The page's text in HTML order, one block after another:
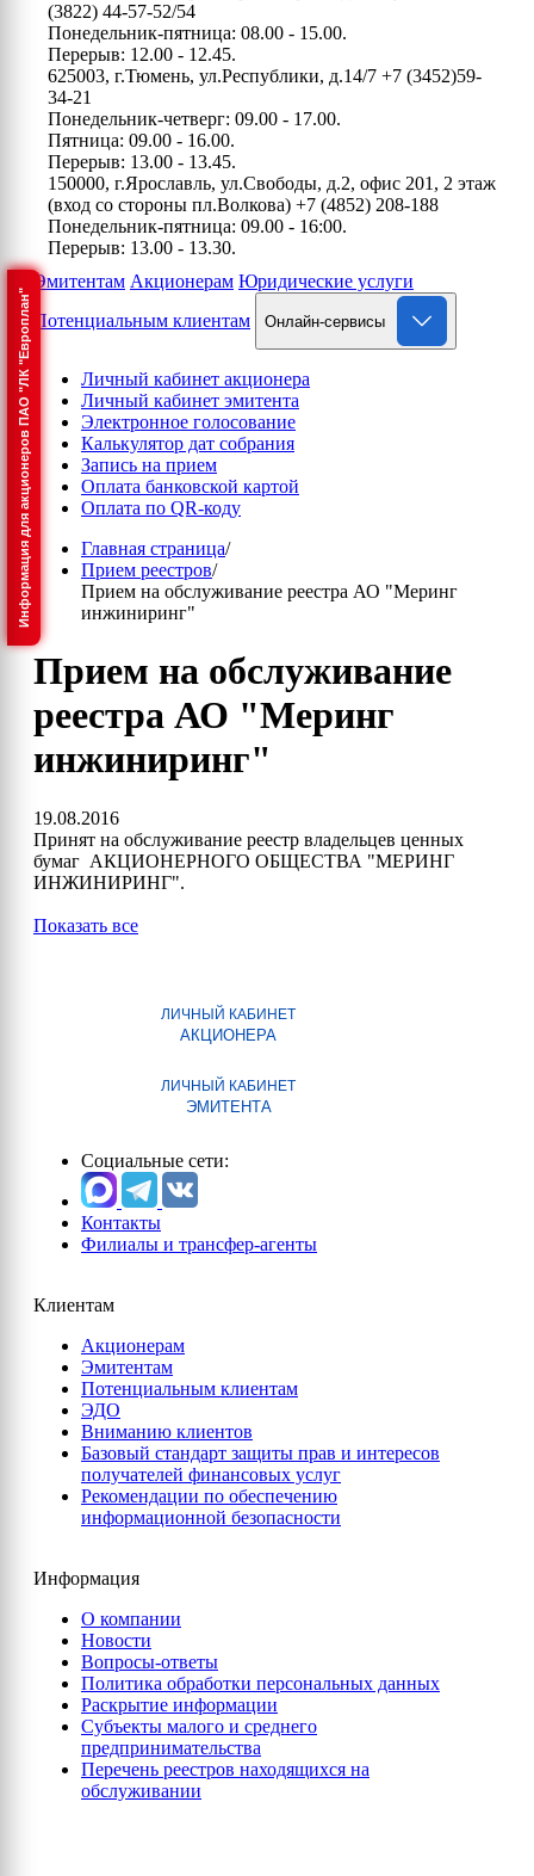
Информация для акционеров ПАО "ЛК "Европлан"
(3822) 44-57-52/54
Понедельник-пятница: 08.00 - 15.00.
Перерыв: 12.00 - 12.45.
625003, г.Тюмень, ул.Республики, д.14/7 +7 (3452)59-
34-21
Понедельник-четверг: 09.00 - 17.00.
Пятница: 09.00 - 16.00.
Перерыв: 13.00 - 13.45.
150000, г.Ярославль, ул.Свободы, д.2, офис 201, 2 этаж
(вход со стороны пл.Волкова) +7 (4852) 208-188
Понедельник-пятница: 09.00 - 16:00.
Перерыв: 13.00 - 13.30.
Эмитентам Акционерам Юридические услуги
Потенциальным клиентам
Онлайн-сервисы
Личный кабинет акционера
Личный кабинет эмитента
Электронное голосование
Калькулятор дат собрания
Запись на прием
Оплата банковской картой
Оплата по QR-коду
Главная страница/
Прием реестров/
Прием на обслуживание реестра АО "Меринг
инжиниринг"
Прием на обслуживание
реестра АО "Меринг
инжиниринг"
19.08.2016
Принят на обслуживание реестр владельцев ценных
бумаг АКЦИОНЕРНОГО ОБЩЕСТВА "МЕРИНГ
ИНЖИНИРИНГ".
Показать все
ЛИЧНЫЙ КАБИНЕТ
АКЦИОНЕРА
ЛИЧНЫЙ КАБИНЕТ
ЭМИТЕНТА
Социальные сети:
Контакты
Филиалы и трансфер-агенты
Клиентам
Акционерам
Эмитентам
Потенциальным клиентам
ЭДО
Вниманию клиентов
Базовый стандарт защиты прав и интересов
получателей финансовых услуг
Рекомендации по обеспечению
информационной безопасности
Информация
О компании
Новости
Вопросы-ответы
Политика обработки персональных данных
Раскрытие информации
Субъекты малого и среднего
предпринимательства
Перечень реестров находящихся на
обслуживании